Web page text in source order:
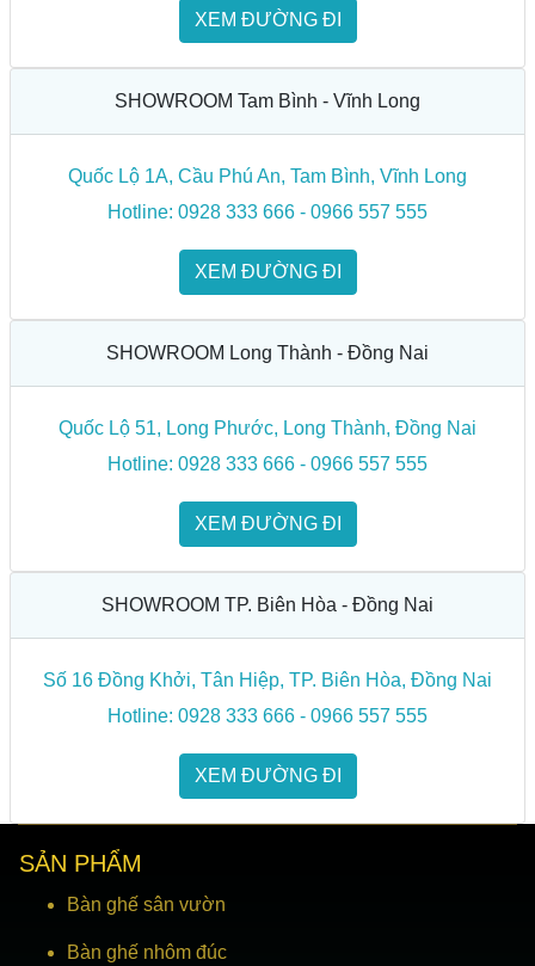
XEM ĐƯỜNG ĐI
SHOWROOM Tam Bình - Vĩnh Long
Quốc Lộ 1A, Cầu Phú An, Tam Bình, Vĩnh Long
Hotline: 0928 333 666 - 0966 557 555
XEM ĐƯỜNG ĐI
SHOWROOM Long Thành - Đồng Nai
Quốc Lộ 51, Long Phước, Long Thành, Đồng Nai
Hotline: 0928 333 666 - 0966 557 555
XEM ĐƯỜNG ĐI
SHOWROOM TP. Biên Hòa - Đồng Nai
Số 16 Đồng Khởi, Tân Hiệp, TP. Biên Hòa, Đồng Nai
Hotline: 0928 333 666 - 0966 557 555
XEM ĐƯỜNG ĐI
SẢN PHẨM
Bàn ghế sân vườn
Bàn ghế nhôm đúc